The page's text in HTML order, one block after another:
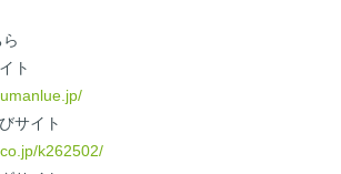
ト
サイト
k262502/